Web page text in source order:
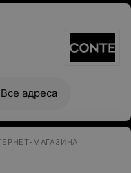
Все адреса
МАГАЗИНА